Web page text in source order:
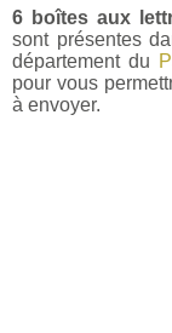
6 boîtes aux
sont présentes
département du
pour vous
à envoyer.